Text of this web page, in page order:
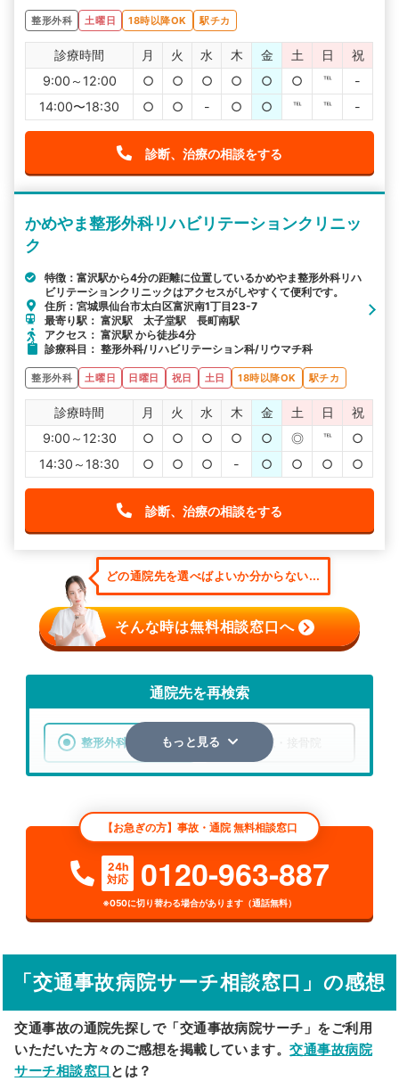
整形外科 土曜日 18時以降OK 駅チカ
診療時間 月 火 水 木 金 土 日
祝
9:00～12:00
○ ○ ○ ○ ○ ○ ℡
-
14:00〜18:30
○ ○ - ○ ○ ℡ ℡ -
診断、治療の相談をする
かめやま整形外科リハビリテーションクリニッ
ク
特徴：富沢駅から4分の距離に位置しているかめやま整形外科リハ
ビリテーションクリニックはアクセスがしやすくて便利です。
住所：宮城県仙台市太白区富沢南1丁目23-7
最寄り駅： 富沢駅 太子堂駅 長町南駅
アクセス： 富沢駅 から徒歩4分
診療科目： 整形外科/リハビリテーション科/リウマチ科
整形外科 土曜日 日曜日 祝日 土日 18時以降OK 駅チカ
診療時間 月 火 水 木 金 土 日
祝
9:00～12:30
○ ○ ○ ○ ○ ◎ ℡
○
14:30～18:30
○ ○ ○ - ○ ○ ○ ○
診断、治療の相談をする
どの通院先を選べばよいか分からない...
そんな時は無料相談窓口へ
通院先を再検索
整形外科 整骨院・接骨院
検索する
詳細条件で絞り込む
その他の検索方法
駅から探す 院名から探す
もっと見る
【お急ぎの方】事故・通院 無料相談窓口
24h
対応
0120-963-887
※050に切り替わる場合があります（通話無料）
「交通事故病院サーチ相談窓口」の感想
交通事故の通院先探しで「交通事故病院サーチ」をご利用
いただいた方々のご感想を掲載しています。交通事故病院
サーチ相談窓口 とは？